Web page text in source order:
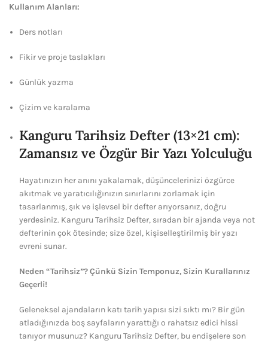
Kullanım Alanları:
Ders notları
Fikir ve proje taslakları
Günlük yazma
Çizim ve karalama
Kanguru Tarihsiz Defter (13×21 cm):
Zamansız ve Özgür Bir Yazı Yolculuğu
Hayatınızın her anını yakalamak, düşüncelerinizi özgürce
akıtmak ve yaratıcılığınızın sınırlarını zorlamak için
tasarlanmış, şık ve işlevsel bir defter arıyorsanız, doğru
yerdesiniz. Kanguru Tarihsiz Defter, sıradan bir ajanda veya not
defterinin çok ötesinde; size özel, kişiselleştirilmiş bir yazı
evreni sunar.
Neden “Tarihsiz”? Çünkü Sizin Temponuz, Sizin Kurallarınız
Geçerli!
Geleneksel ajandaların katı tarih yapısı sizi sıktı mı? Bir gün
atladığınızda boş sayfaların yarattığı o rahatsız edici hissi
tanıyor musunuz? Kanguru Tarihsiz Defter, bu endişelere son